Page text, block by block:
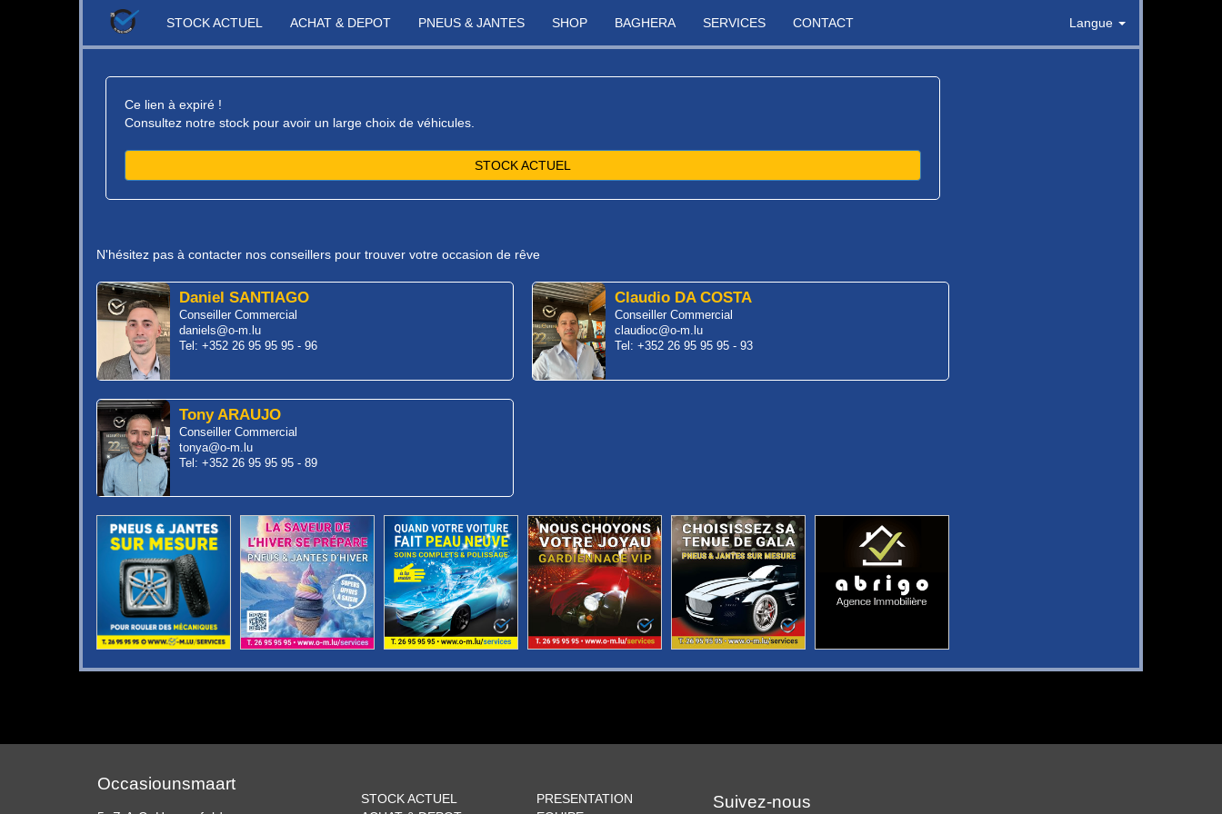
STOCK ACTUEL ACHAT & DEPOT PNEUS & JANTES SHOP BAGHERA SERVICES CONTACT Langue
Ce lien à expiré !
Consultez notre stock pour avoir un large choix de véhicules.
STOCK ACTUEL
N'hésitez pas à contacter nos conseillers pour trouver votre occasion de rêve
Daniel SANTIAGO
Conseiller Commercial
daniels@o-m.lu
Tel: +352 26 95 95 95 - 96
Claudio DA COSTA
Conseiller Commercial
claudioc@o-m.lu
Tel: +352 26 95 95 95 - 93
Tony ARAUJO
Conseiller Commercial
tonya@o-m.lu
Tel: +352 26 95 95 95 - 89
Occasiounsmaart
STOCK ACTUEL
PRESENTATION
Suivez-nous